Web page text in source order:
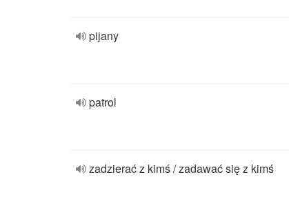
pijany
patrol
zadzierać z kimś / zadawać się z kimś